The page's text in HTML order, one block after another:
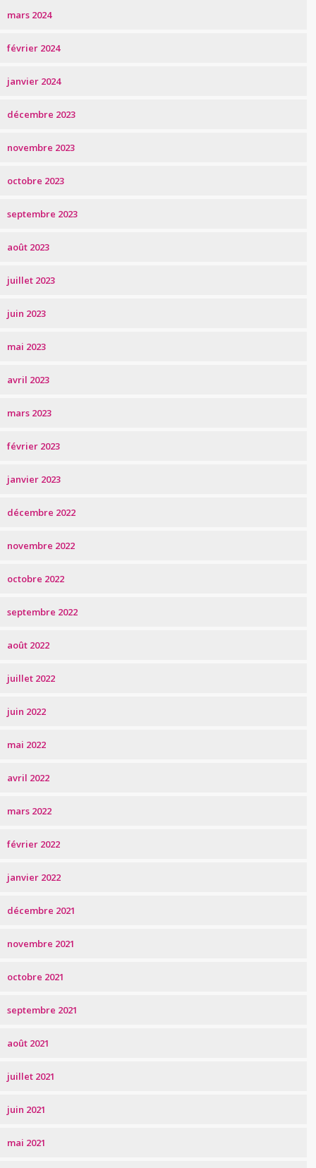
mars 2024
février 2024
janvier 2024
décembre 2023
novembre 2023
octobre 2023
septembre 2023
août 2023
juillet 2023
juin 2023
mai 2023
avril 2023
mars 2023
février 2023
janvier 2023
décembre 2022
novembre 2022
octobre 2022
septembre 2022
août 2022
juillet 2022
juin 2022
mai 2022
avril 2022
mars 2022
février 2022
janvier 2022
décembre 2021
novembre 2021
octobre 2021
septembre 2021
août 2021
juillet 2021
juin 2021
mai 2021